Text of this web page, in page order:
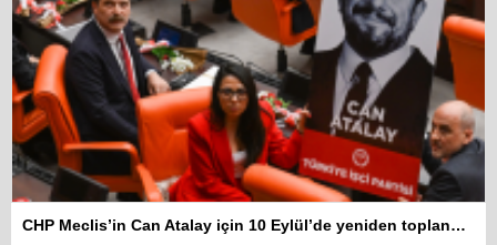
CHP Meclis’in Can Atalay için 10 Eylül’de yeniden toplanmasını istedi